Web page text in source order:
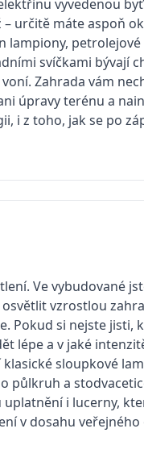
vyvedenou
určitě máte aspoň
lampiony,
svíčkami bývají
Zahrada vám
úpravy terénu a
i z toho, jak se po
Ve vybudované
vzrostlou
Pokud si nejste jisti,
lépe a v jaké
sloupkové
půlkruh a
i lucerny,
v dosahu